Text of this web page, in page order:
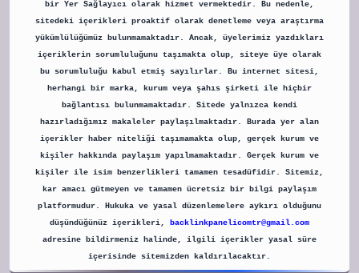
bir Yer Sağlayıcı olarak hizmet vermektedir. Bu nedenle,
sitedeki içerikleri proaktif olarak denetleme veya araştırma
yükümlülüğümüz bulunmamaktadır. Ancak, üyelerimiz yazdıkları
içeriklerin sorumluluğunu taşımakta olup, siteye üye olarak
bu sorumluluğu kabul etmiş sayılırlar. Bu internet sitesi,
herhangi bir marka, kurum veya şahıs şirketi ile hiçbir
bağlantısı bulunmamaktadır. Sitede yalnızca kendi
hazırladığımız makaleler paylaşılmaktadır. Burada yer alan
içerikler haber niteliği taşımamakta olup, gerçek kurum ve
kişiler hakkında paylaşım yapılmamaktadır. Gerçek kurum ve
kişiler ile isim benzerlikleri tamamen tesadüfidir. Sitemiz,
kar amacı gütmeyen ve tamamen ücretsiz bir bilgi paylaşım
platformudur. Hukuka ve yasal düzenlemelere aykırı olduğunu
düşündüğünüz içerikleri,
backlinkpanelicomtr@gmail.com
adresine bildirmeniz halinde, ilgili içerikler yasal süre
içerisinde sitemizden kaldırılacaktır.